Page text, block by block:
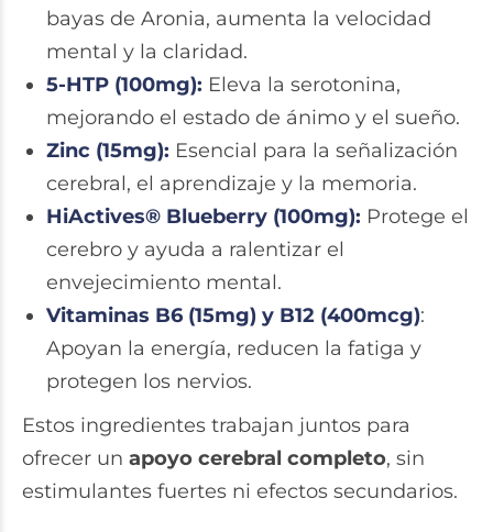
bayas de Aronia, aumenta la velocidad
mental y la claridad.
5-HTP (100mg): Eleva la serotonina,
mejorando el estado de ánimo y el sueño.
Zinc (15mg): Esencial para la señalización
cerebral, el aprendizaje y la memoria.
HiActives® Blueberry (100mg): Protege el
cerebro y ayuda a ralentizar el
envejecimiento mental.
Vitaminas B6 (15mg) y B12 (400mcg):
Apoyan la energía, reducen la fatiga y
protegen los nervios.
Estos ingredientes trabajan juntos para
ofrecer un apoyo cerebral completo, sin
estimulantes fuertes ni efectos secundarios.